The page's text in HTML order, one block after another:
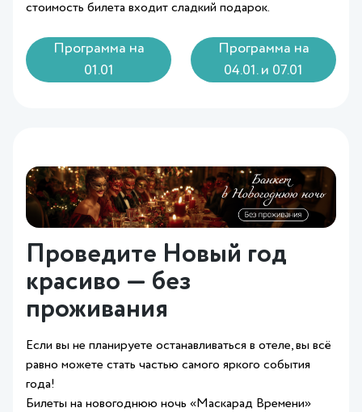
стоимость билета входит сладкий подарок.
Программа на
01.01
Программа на
04.01. и 07.01
Проведите Новый год
красиво — без
проживания
Если вы не планируете останавливаться в отеле, вы всё
равно можете стать частью самого яркого события
года!
Билеты на новогоднюю ночь «Маскарад Времени»